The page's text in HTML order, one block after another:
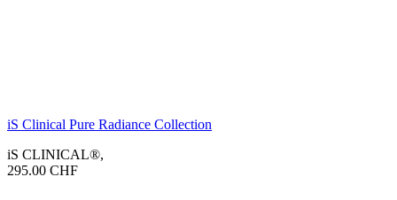
iS Clinical Pure Radiance Collection
iS CLINICAL®,
295.00 CHF